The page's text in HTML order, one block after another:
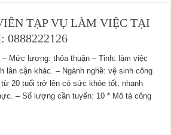
TẠP VỤ LÀM VIỆC TẠI
0888222126
– Mức lương: thỏa thuận – Tỉnh: làm việc
lân cận khác. – Ngành nghề: vệ sinh công
20 tuổi trở lên có sức khỏe tốt, nhanh
– Số lượng cần tuyển: 10 * Mô tả công